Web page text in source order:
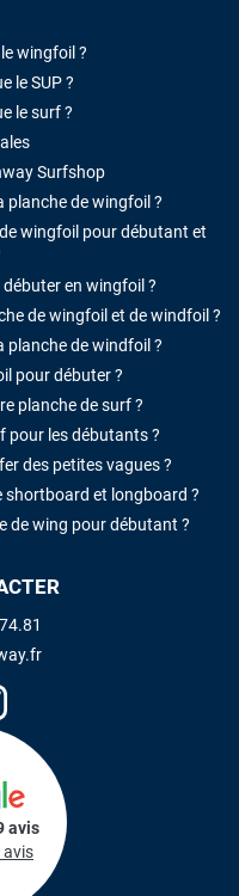
wingfoil ?
le SUP ?
le surf ?
Surfshop
planche de wingfoil ?
wingfoil pour débutant et
en wingfoil ?
de wingfoil et de windfoil ?
planche de windfoil ?
pour débuter ?
planche de surf ?
pour les débutants ?
des petites vagues ?
shortboard et longboard ?
de wing pour débutant ?
avis
avis